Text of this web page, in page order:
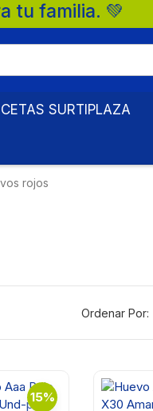
SURTIPLAZA
rojos
Ordenar Por:
15%